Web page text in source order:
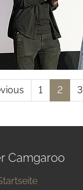
1 2 3
Camgaroo